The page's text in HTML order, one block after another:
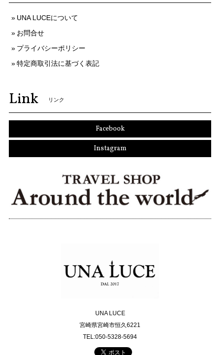
UNA LUCEについて
お問合せ
プライバシーポリシー
特定商取引法に基づく表記
Link リンク
Facebook
Instagram
UNA LUCE
宮崎県宮崎市恒久6221
TEL:050-5328-5694